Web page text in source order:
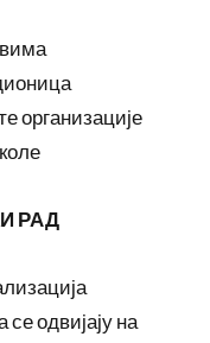
организације
РАД
одвијају на